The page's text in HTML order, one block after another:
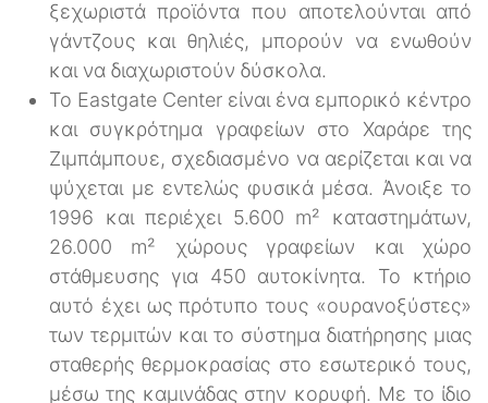
ξεχωριστά προϊόντα που αποτελούνται από
γάντζους και θηλιές, μπορούν να ενωθούν
και να διαχωριστούν δύσκολα.
Το Eastgate Center είναι ένα εμπορικό κέντρο
και συγκρότημα γραφείων στο Χαράρε της
Ζιμπάμπουε, σχεδιασμένο να αερίζεται και να
ψύχεται με εντελώς φυσικά μέσα. Άνοιξε το
1996 και περιέχει 5.600 m² καταστημάτων,
26.000 m² χώρους γραφείων και χώρο
στάθμευσης για 450 αυτοκίνητα. Το κτήριο
αυτό έχει ως πρότυπο τους «ουρανοξύστες»
των τερμιτών και το σύστημα διατήρησης μιας
σταθερής θερμοκρασίας στο εσωτερικό τους,
μέσω της καμινάδας στην κορυφή. Με το ίδιο